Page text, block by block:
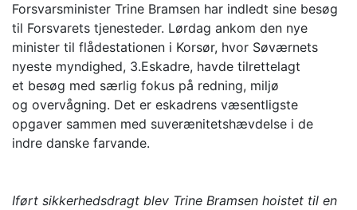
Forsvarsminister Trine Bramsen har indledt sine besøg
til Forsvarets tjenesteder. Lørdag ankom den nye
minister til flådestationen i Korsør, hvor Søværnets
nyeste myndighed, 3.Eskadre, havde tilrettelagt
et besøg med særlig fokus på redning, miljø
og overvågning. Det er eskadrens væsentligste
opgaver sammen med suverænitetshævdelse i de
indre danske farvande.
Iført sikkerhedsdragt blev Trine Bramsen hoistet til en